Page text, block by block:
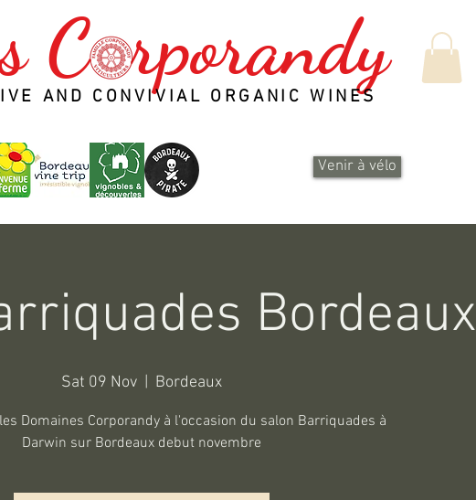
C rporandy
AND CONVIVIAL ORGANIC WINES
Venir à vélo
Bordeaux
Sat 09 Nov Bordeaux
Domaines Corporandy à l'occasion du salon Barriquades à
Darwin sur Bordeaux debut novembre